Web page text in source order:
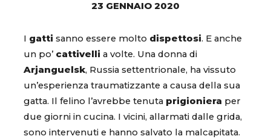
23 GENNAIO 2020
I gatti sanno essere molto dispettosi. E anche
un po’ cattivelli a volte. Una donna di
Arjanguelsk, Russia settentrionale, ha vissuto
un’esperienza traumatizzante a causa della sua
gatta. Il felino l’avrebbe tenuta prigioniera per
due giorni in cucina. I vicini, allarmati dalle grida,
sono intervenuti e hanno salvato la malcapitata.